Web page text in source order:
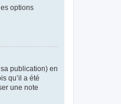
options
publication) en
qu’il a été
une note